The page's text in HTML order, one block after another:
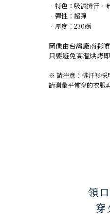
． 特色：吸濕排汗、
． 彈性：超彈
． 厚度：230碼
圖像由台灣廠商彩
只要避免高溫烘烤
※ 請注意：排汗衫採
請測量平常穿的衣服